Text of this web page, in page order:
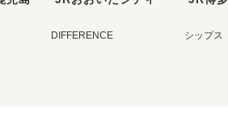
DIFFERENCE シップス